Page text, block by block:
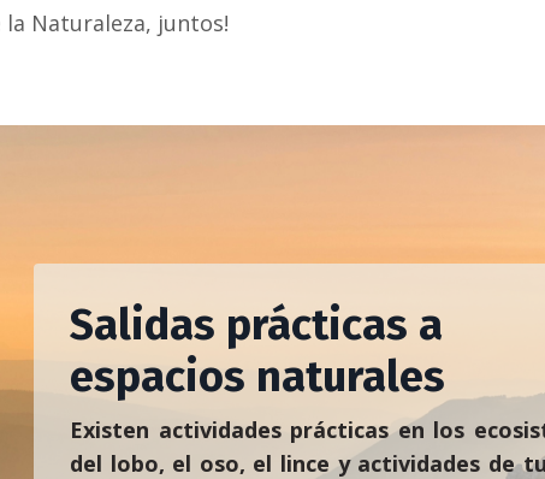
la Naturaleza, juntos!
Salidas prácticas a
espacios naturales
Existen actividades prácticas en los
del lobo, el oso, el lince y actividades de